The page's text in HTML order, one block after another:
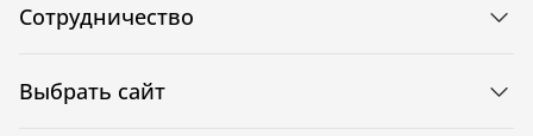
Сотрудничество
Выбрать сайт